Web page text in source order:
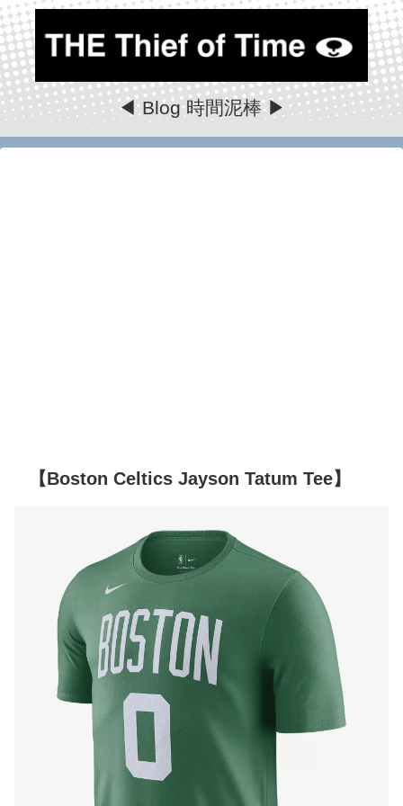
◀ Blog 時間泥棒 ▶
【Boston Celtics Jayson Tatum Tee】